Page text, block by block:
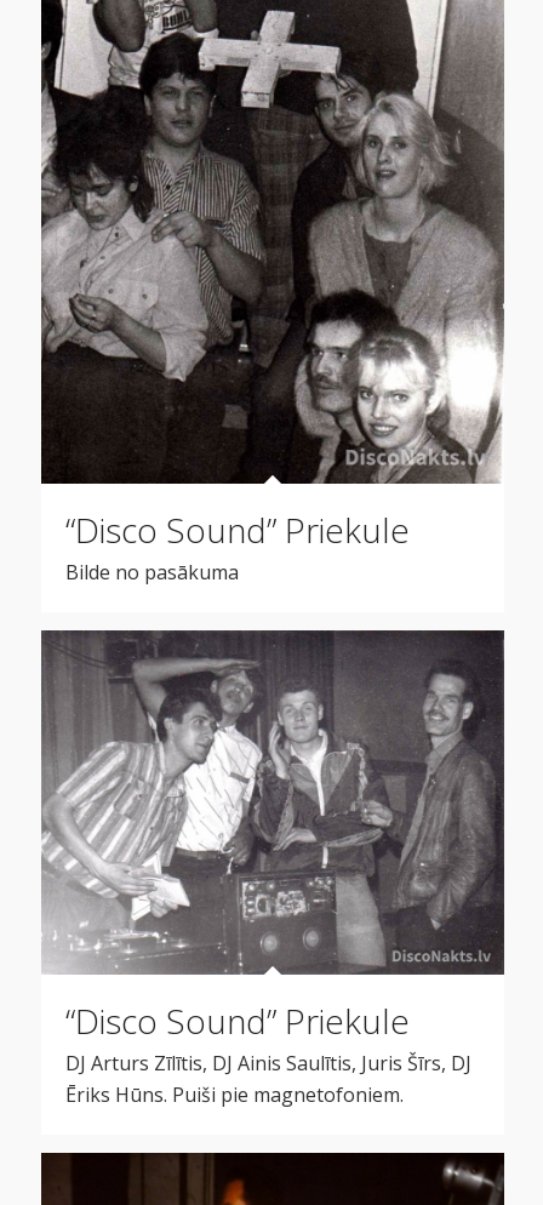
“Disco Sound” Priekule
Bilde no pasākuma
“Disco Sound” Priekule
DJ Arturs Zīlītis, DJ Ainis Saulītis, Juris Šīrs, DJ
Ēriks Hūns. Puiši pie magnetofoniem.